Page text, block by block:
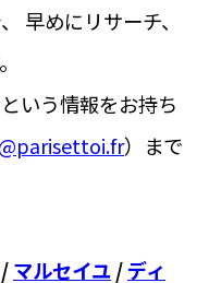
#車生活
早めにリサーチ、
いう情報をお持ち
）まで
マルセイユ /ディ